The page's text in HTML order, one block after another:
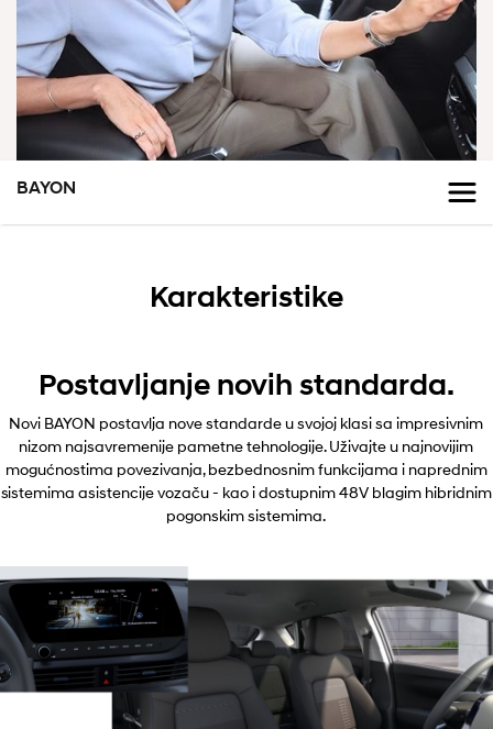
BAYON
Karakteristike
Postavljanje novih standarda.
Novi BAYON postavlja nove standarde u svojoj klasi sa impresivnim
nizom najsavremenije pametne tehnologije. Uživajte u najnovijim
mogućnostima povezivanja, bezbednosnim funkcijama i naprednim
sistemima asistencije vozaču - kao i dostupnim 48V blagim hibridnim
pogonskim sistemima.